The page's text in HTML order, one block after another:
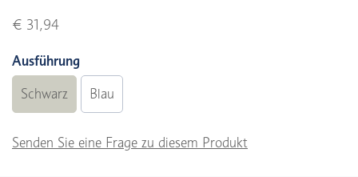
€ 31,94
Ausführung
Schwarz Blau
Senden Sie eine Frage zu diesem Produkt